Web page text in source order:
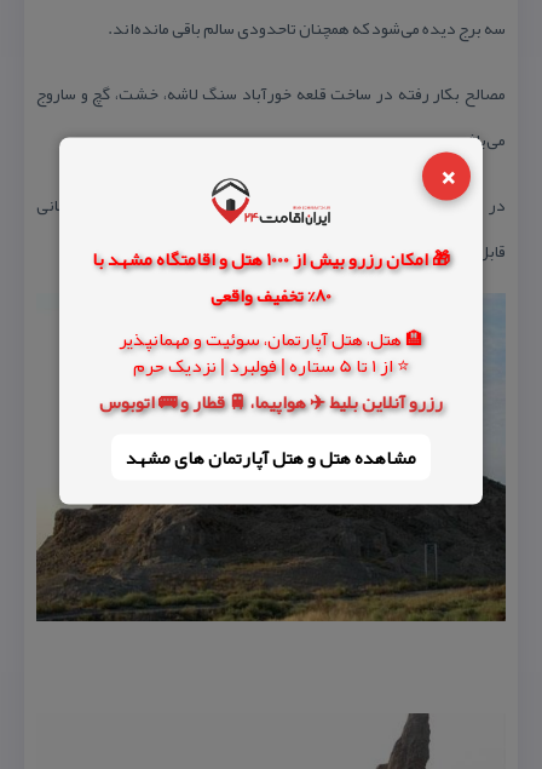
×
🎁 امکان رزرو بیش از 1000 هتل و اقامتگاه مشهد با
80% تخفیف واقعی
🏨 هتل، هتل آپارتمان، سوئیت و مهمانپذیر
⭐ از 1 تا 5 ستاره | فولبرد | نزدیک حرم
رزرو آنلاین بلیط ✈️ هواپیما، 🚆 قطار و 🚌 اتوبوس
مشاهده هتل و هتل‌ آپارتمان های مشهد
سه برج دیده می‌شود كه همچنان تاحدودی سالم باقی مانده‌اند.
مصالح بكار رفته در ساخت قلعه خورآباد سنگ لاشه، خشت، گچ و ساروج
می‌باشد.
در اطراف قلعه مقداری زیادی سفال بدون لعاب مربوط به دوره ساسانی
قابل مشاهده است.